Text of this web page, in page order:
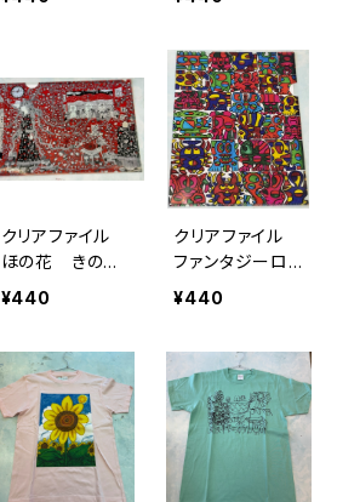
クリアファイル
ほの花 きのこ
の部屋
¥440
クリアファイル
ファンタジーロ
ゴ
¥440